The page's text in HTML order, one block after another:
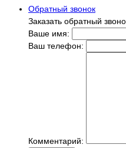
Обратный звонок
Заказать обратный
Ваше имя:
Ваш телефон:
Комментарий: